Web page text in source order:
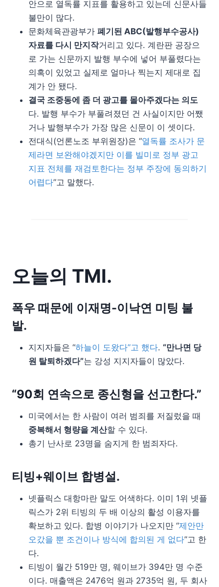
안으로 열독률 지표를 활용하고 있는데 신문사들
불만이 많다.
문화체육관광부가 폐기된 ABC(발행부수공사)
자료를 다시 만지작거리고 있다. 계란판 공장으
로 가는 신문까지 발행 부수에 넣어 부풀렸다는
의혹이 있었고 실제로 얼마나 찍는지 제대로 집
계가 안 됐다.
결국 조중동에 좀 더 광고를 몰아주겠다는 의도
다. 발행 부수가 부풀려졌던 건 사실이지만 어쨌
거나 발행부수가 가장 많은 신문이 이 셋이다.
전대식(언론노조 부위원장)은 “열독률 조사가 문
제라면 보완해야겠지만 이를 빌미로 정부 광고
지표 전체를 재검토한다는 정부 주장에 동의하기
어렵다”고 말했다.
오늘의 TMI.
폭우 때문에 이재명-이낙연 미팅 불
발.
지지자들은 “하늘이 도왔다”고 했다. “만나면 당
원 탈퇴하겠다”는 강성 지지자들이 많았다.
“90회 연속으로 종신형을 선고한다.”
미국에서는 한 사람이 여러 범죄를 저질렀을 때
중복해서 형량을 계산할 수 있다.
총기 난사로 23명을 숨지게 한 범죄자다.
티빙+웨이브 합병설.
넷플릭스 대항마란 말도 어색하다. 이미 1위 넷플
릭스가 2위 티빙의 두 배 이상의 활성 이용자를
확보하고 있다. 합병 이야기가 나오지만 “제안만
오갔을 뿐 조건이나 방식에 합의된 게 없다”고 한
다.
티빙이 월간 519만 명, 웨이브가 394만 명 수준
이다. 매출액은 2476억 원과 2735억 원, 두 회사